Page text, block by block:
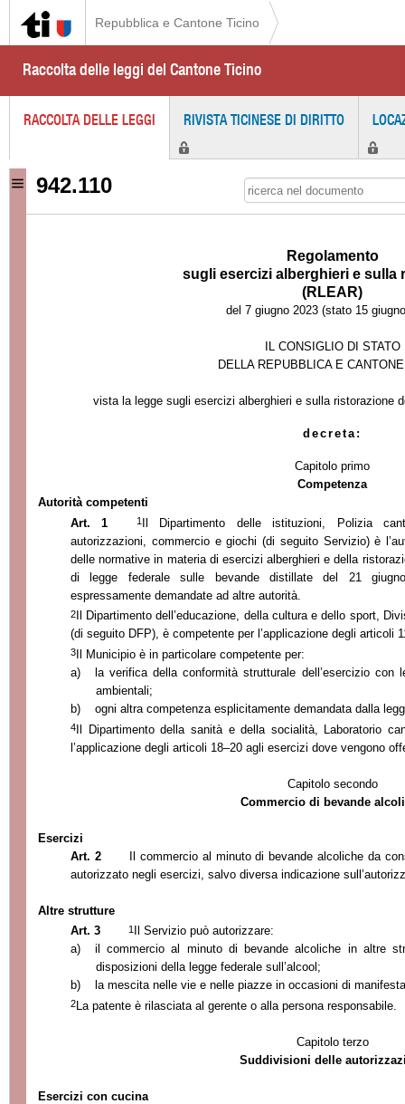
Repubblica e Cantone Ticino
Raccolta delle leggi del Cantone Ticino
RACCOLTA DELLE LEGGI RIVISTA TICINESE DI DIRITTO
942.110
Regolamento
sugli esercizi alberghieri e sulla
(RLEAR)
del 7 giugno 2023 (stato 15
IL CONSIGLIO DI STATO
DELLA REPUBBLICA E
vista la legge sugli esercizi alberghieri e sulla ristorazione
decreta:
Capitolo primo
Competenza
Autorità competenti
Art. 1
1Il Dipartimento delle istituzioni, Polizia
autorizzazioni, commercio e giochi (di seguito Servizio) è
delle normative in materia di esercizi alberghieri e della
di legge federale sulle bevande distillate del 21
espressamente demandate ad altre autorità.
2
Il Dipartimento dell’educazione, della cultura e dello sport,
(di seguito DFP), è competente per l’applicazione degli articoli
3
Il Municipio è in particolare competente per:
a)
la verifica della conformità strutturale dell’esercizio con
ambientali;
b)
ogni altra competenza esplicitamente demandata dalla
4Il Dipartimento della sanità e della socialità, Laboratorio
l’applicazione degli articoli 18–20 agli esercizi dove vengono
Capitolo secondo
Commercio di bevande
Esercizi
Art. 2
Il commercio al minuto di bevande alcoliche da
autorizzato negli esercizi, salvo diversa indicazione
Altre strutture
Art. 3
1
Il Servizio può autorizzare:
a)
il commercio al minuto di bevande alcoliche in altre
disposizioni della legge federale sull’alcool;
b)
la mescita nelle vie e nelle piazze in occasioni di
2 La patente è rilasciata al gerente o alla persona responsabile.
Capitolo terzo
Suddivisioni delle
Esercizi con cucina